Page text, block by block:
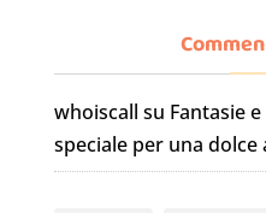
e
b
o
gr
a
m
u
T
u
b
whoiscall su Fantasie
speciale per una dolce